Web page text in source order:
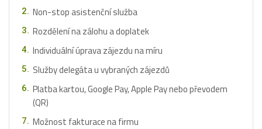
Non-stop asistenční služba
Rozdělení na zálohu a doplatek
Individuální úprava zájezdu na míru
Služby delegáta u vybraných zájezdů
Platba kartou, Google Pay, Apple Pay nebo převodem
(QR)
Možnost fakturace na firmu